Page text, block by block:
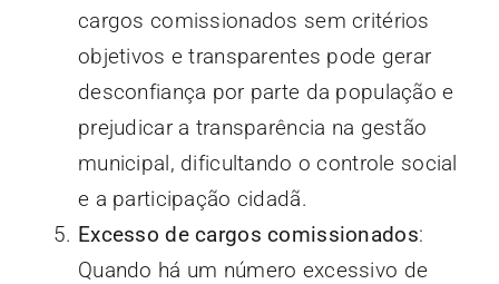
cargos comissionados sem critérios
objetivos e transparentes pode gerar
desconfiança por parte da população e
prejudicar a transparência na gestão
municipal, dificultando o controle social
e a participação cidadã.
Excesso de cargos comissionados:
Quando há um número excessivo de